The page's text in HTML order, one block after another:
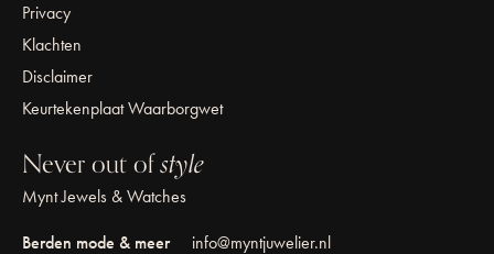
Privacy
Klachten
Disclaimer
Keurtekenplaat Waarborgwet
Never out ofstyle
Mynt Jewels & Watches
Berden mode & meer
info@myntjuwelier.nl